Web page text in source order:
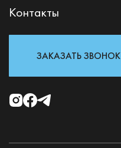
Контакты
ЗАКАЗАТЬ ЗВОНОК